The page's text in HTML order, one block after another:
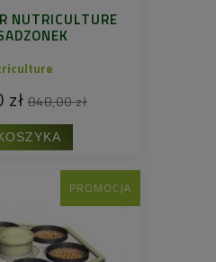
NUTRICULTURE
zł 848,00 zł
PROMOCJA